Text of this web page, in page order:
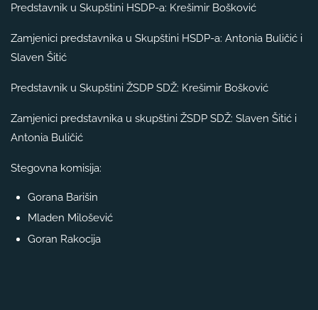
Predstavnik u Skupštini HSDP-a: Krešimir Bošković
Zamjenici predstavnika u Skupštini HSDP-a: Antonia Buličić i
Slaven Šitić
Predstavnik u Skupštini ŽSDP SDŽ: Krešimir Bošković
Zamjenici predstavnika u skupštini ŽSDP SDŽ: Slaven Šitić i
Antonia Buličić
Stegovna komisija:
Gorana Barišin
Mladen Milošević
Goran Rakocija